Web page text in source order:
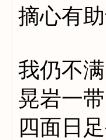
摘心有
我仍不
晃岩一
四面日